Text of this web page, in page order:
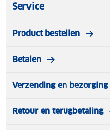
Service
Product bestellen
Betalen
Verzending en bezorging
Retour en terugbetaling